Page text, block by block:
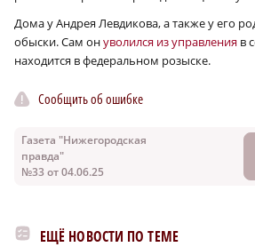
Дома у Андрея Левдикова, а также у его
обыски. Сам онуволился из управления в
находится в федеральном розыске.
Сообщить об ошибке
Газета "Нижегородская
правда"
№33 от 04.06.25
ЕЩЁ НОВОСТИ ПО ТЕМЕ